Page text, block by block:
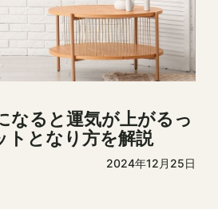
なると運気が上がるっ
トとなり方を解説
2024年12月25日